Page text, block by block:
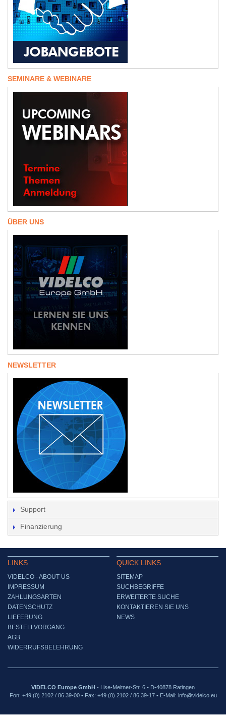
SEMINARE & WEBINARE
ÜBER UNS
NEWSLETTER
Support
Finanzierung
LINKS
VIDELCO - ABOUT US
IMPRESSUM
ZAHLUNGSARTEN
DATENSCHUTZ
LIEFERUNG
BESTELLVORGANG
AGB
WIDERRUFSBELEHRUNG
QUICK LINKS
SITEMAP
SUCHBEGRIFFE
ERWEITERTE SUCHE
KONTAKTIEREN SIE UNS
NEWS
VIDELCO Europe GmbH - Lise-Meitner-Str. 6 • D-40878 Ratingen
Fon: +49 (0) 2102 / 86 39-00 • Fax: +49 (0) 2102 / 86 39-17 • E-Mail: info@videlco.eu